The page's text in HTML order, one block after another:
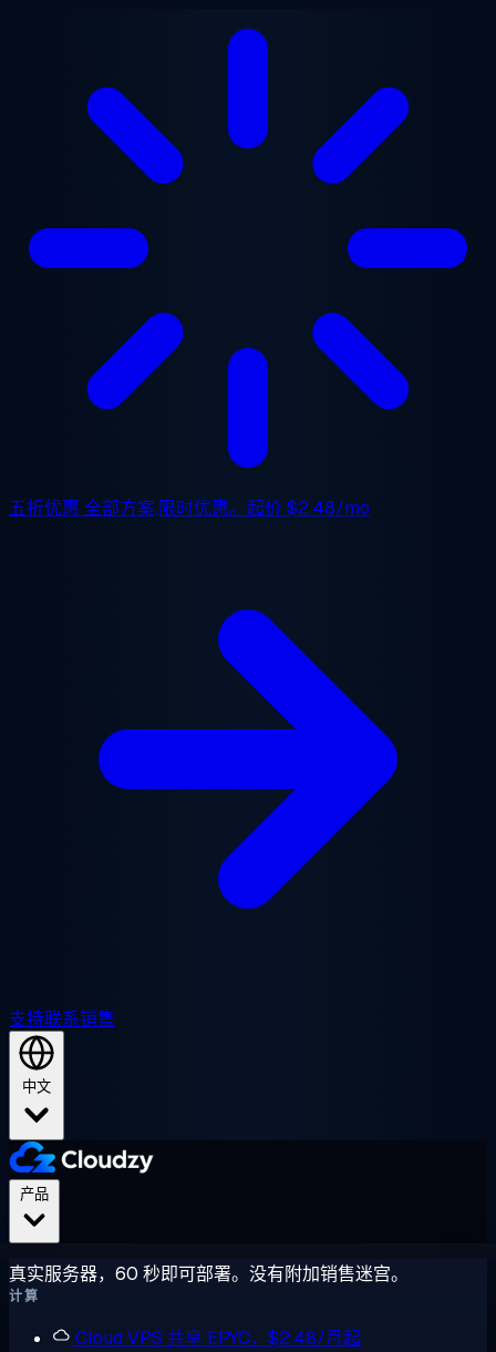
五折优惠 全部方案,限时优惠。起价$2.48/mo
支持联系销售
中文
真实服务器，60 秒即可部署。没有附加销售迷宫。
计算
Cloud VPS 共享 EPYC，$2.48/月起